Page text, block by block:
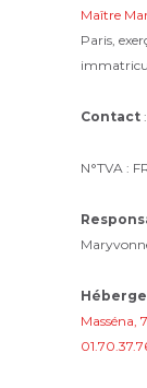
Maître
Paris,
Contact
N°TVA :
Masséna,